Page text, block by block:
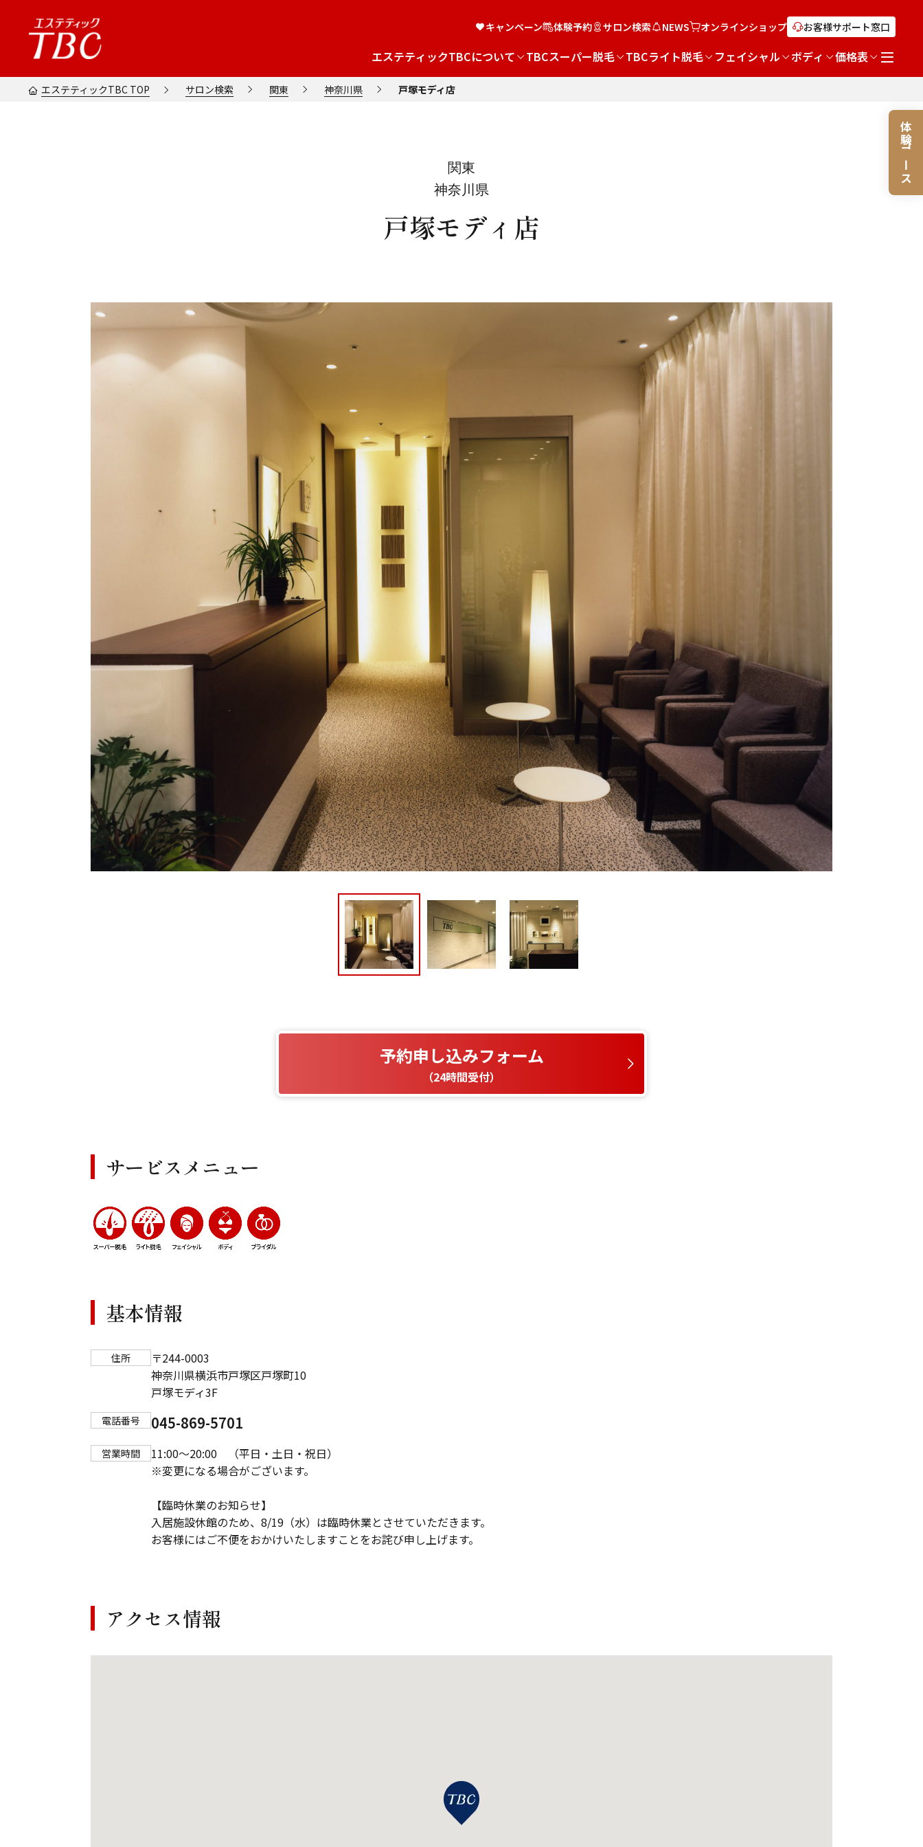
キャンペーン 体験予約 サロン検索 NEWS オンラインショップ お客様サポート窓口
エステティックTBCについて TBCスーパー脱毛 TBCライト脱毛 フェイシャル ボディ 価格表
体験コース
エステティックTBC TOP サロン検索 関東 神奈川県 戸塚モディ店
関東
神奈川県
戸塚モディ店
予約申し込みフォーム
（24時間受付）
サービスメニュー
基本情報
住所
〒244-0003
神奈川県横浜市戸塚区戸塚町10
戸塚モディ3F
電話番号 045-869-5701
営業時間
11:00～20:00 （平日・土日・祝日）
※変更になる場合がございます。
【臨時休業のお知らせ】
入居施設休館のため、8/19（水）は臨時休業とさせていただきます。
お客様にはご不便をおかけいたしますことをお詫び申し上げます。
アクセス情報